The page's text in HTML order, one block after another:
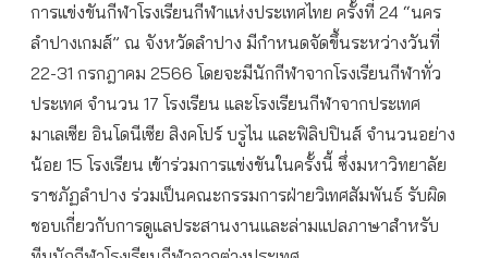
การแข่งขันกีฬาโรงเรียนกีฬาแห่งประเทศไทย ครั้งที่ 24 “นคร
ลำปางเกมส์” ณ จังหวัดลำปาง มีกำหนดจัดขึ้นระหว่างวันที่
22-31 กรกฎาคม 2566 โดยจะมีนักกีฬาจากโรงเรียนกีฬาทั่ว
ประเทศ จำนวน 17 โรงเรียน และโรงเรียนกีฬาจากประเทศ
มาเลเซีย อินโดนีเซีย สิงคโปร์ บรูไน และฟิลิปปินส์ จำนวนอย่าง
น้อย 15 โรงเรียน เข้าร่วมการแข่งขันในครั้งนี้ ซึ่งมหาวิทยาลัย
ราชภัฏลำปาง ร่วมเป็นคณะกรรมการฝ่ายวิเทศสัมพันธ์ รับผิด
ชอบเกี่ยวกับการดูแลประสานงานและล่ามแปลภาษาสำหรับ